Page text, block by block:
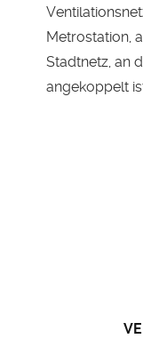
Metrostation,
Stadtnetz, an
angekoppelt